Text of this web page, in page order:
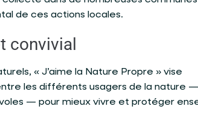
de ces actions locales.
convivial
« J’aime la Nature Propre » vise
les différents usagers de la nature —
— pour mieux vivre et protéger